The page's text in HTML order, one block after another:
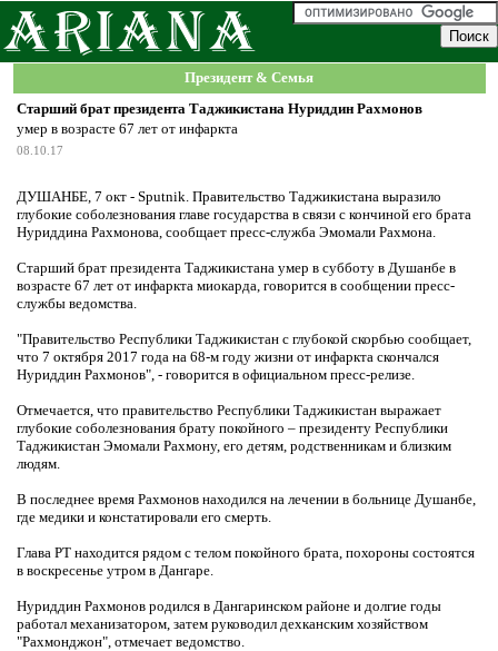
Президент & Семья
Старший брат президента Таджикистана Нуриддин Рахмонов
умер в возрасте 67 лет от инфаркта
08.10.17
ДУШАНБЕ, 7 окт - Sputnik. Правительство Таджикистана выразило
глубокие соболезнования главе государства в связи с кончиной его брата
Нуриддина Рахмонова, сообщает пресс-служба Эмомали Рахмона.
Старший брат президента Таджикистана умер в субботу в Душанбе в
возрасте 67 лет от инфаркта миокарда, говорится в сообщении пресс-
службы ведомства.
"Правительство Республики Таджикистан с глубокой скорбью сообщает,
что 7 октября 2017 года на 68-м году жизни от инфаркта скончался
Нуриддин Рахмонов", - говорится в официальном пресс-релизе.
Отмечается, что правительство Республики Таджикистан выражает
глубокие соболезнования брату покойного – президенту Республики
Таджикистан Эмомали Рахмону, его детям, родственникам и близким
людям.
В последнее время Рахмонов находился на лечении в больнице Душанбе,
где медики и констатировали его смерть.
Глава РТ находится рядом с телом покойного брата, похороны состоятся
в воскресенье утром в Дангаре.
Нуриддин Рахмонов родился в Дангаринском районе и долгие годы
работал механизатором, затем руководил дехканским хозяйством
"Рахмонджон", отмечает ведомство.